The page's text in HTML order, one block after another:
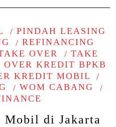
PINDAH LEASING
REFINANCING
OVER
TAKE
OVER KREDIT BPKB
KREDIT MOBIL
WOM CABANG
Mobil di Jakarta